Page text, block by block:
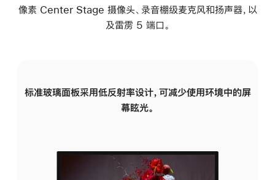
像素 Center Stage 摄像头、录音棚级麦克风和扬声器，以
及雷雳 5 端口。
标准玻璃面板采用低反射率设计，可减少使用环境中的屏
幕眩光。